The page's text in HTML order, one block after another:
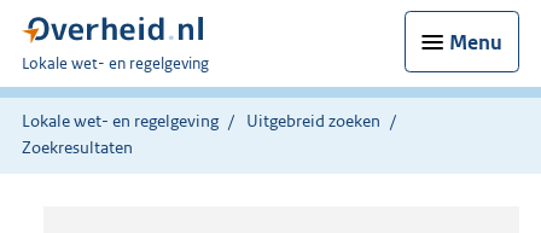
Menu
U
bent
hier:
Lokale wet- en regelgeving
Lokale wet- en regelgeving
Uitgebreid zoeken
Zoekresultaten